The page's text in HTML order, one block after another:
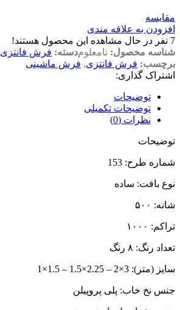
مقایسه
افزودن به علاقه مندی
7 نفر در حال مشاهده این محصول هستند!
شناسه محصول: نامعلومدسته: فرش فانتزی
برچسب: فرش فانتزی, فرش ماشینی
اشتراک گذاری:
توضیحات
توضیحات تکمیلی
نظرات (0)
توضیحات
شماره طرح: 153
نوع بافت:‌ ساده
شانه:‌ ۵۰۰
تراکم:‌ ۱۰۰۰
تعداد رنگ: ۸ رنگ
سایز (متر):‌ 3×2 – 2.25×1.5 – 1.5×1
جنس نخ خاب: پلی پروپیلن